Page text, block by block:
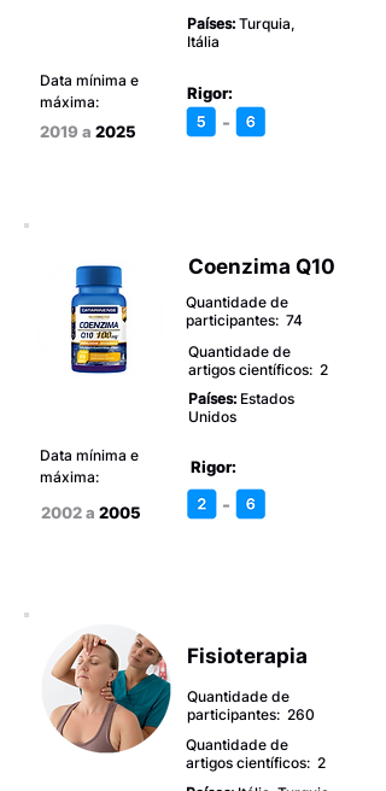
Países: Turquia,
Itália
Data mínima e
máxima:
2019 a 2025 -
Rigor:
Coenzima Q10
Quantidade de
participantes: 74
Quantidade de
artigos científicos: 2
Países: Estados
Unidos
Data mínima e
máxima:
2002 a 2005
Rigor:
-
Fisioterapia
Quantidade de
participantes: 260
Quantidade de
artigos científicos: 2